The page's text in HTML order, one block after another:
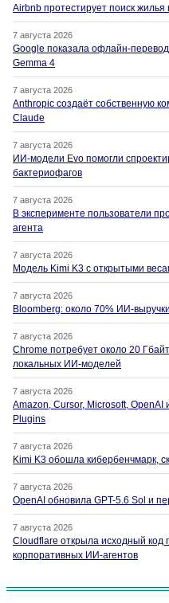
Airbnb протестирует поиск
7 августа 2026
Google показала офлайн-
Gemma 4
7 августа 2026
Anthropic создаёт собственную
Claude
7 августа 2026
ИИ-модели Evo помогли
бактериофагов
7 августа 2026
В эксперименте пользователи
агента
7 августа 2026
Модель Kimi K3 с открытыми
7 августа 2026
Bloomberg: около 70% ИИ-
7 августа 2026
Chrome потребует около 20
локальных ИИ-моделей
7 августа 2026
Amazon, Cursor, Microsoft, OpenAI
Plugins
7 августа 2026
Kimi K3 обошла кибербенчмарк,
7 августа 2026
OpenAI обновила GPT-5.6 Sol и
7 августа 2026
Cloudflare открыла исходный
корпоративных ИИ-агентов